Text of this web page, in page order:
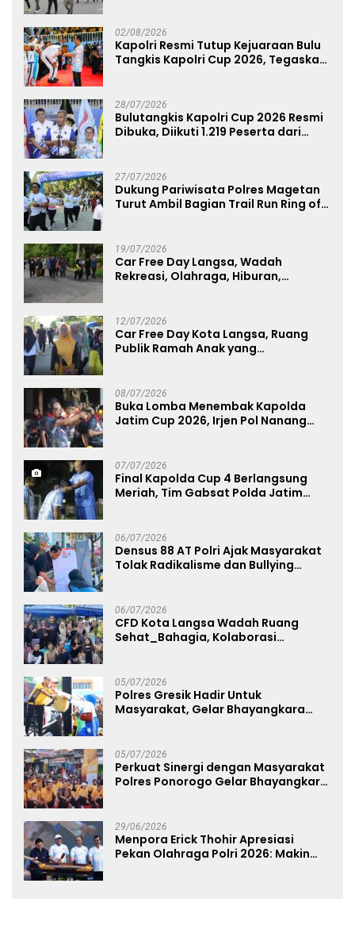
02/08/2026
Kapolri Resmi Tutup Kejuaraan Bulu
Tangkis Kapolri Cup 2026, Tegaskan
28/07/2026
Bulutangkis Kapolri Cup 2026 Resmi
Dibuka, Diikuti 1.219 Peserta dari
27/07/2026
Dukung Pariwisata Polres Magetan
Turut Ambil Bagian Trail Run Ring of
19/07/2026
Car Free Day Langsa, Wadah
Rekreasi, Olahraga, Hiburan,
12/07/2026
Car Free Day Kota Langsa, Ruang
Publik Ramah Anak yang
08/07/2026
Buka Lomba Menembak Kapolda
Jatim Cup 2026, Irjen Pol Nanang
07/07/2026
Final Kapolda Cup 4 Berlangsung
Meriah, Tim Gabsat Polda Jatim
06/07/2026
Densus 88 AT Polri Ajak Masyarakat
Tolak Radikalisme dan Bullying
06/07/2026
CFD Kota Langsa Wadah Ruang
Sehat_Bahagia, Kolaborasi
05/07/2026
Polres Gresik Hadir Untuk
Masyarakat, Gelar Bhayangkara
05/07/2026
Perkuat Sinergi dengan Masyarakat
Polres Ponorogo Gelar Bhayangkara
29/06/2026
Menpora Erick Thohir Apresiasi
Pekan Olahraga Polri 2026: Makin